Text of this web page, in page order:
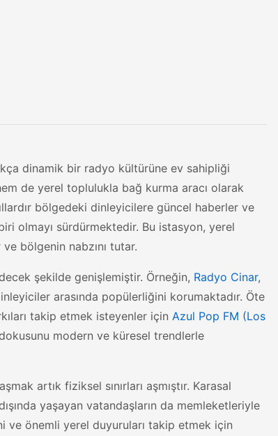
dinamik bir radyo kültürüne ev sahipliği
de yerel toplulukla bağ kurma aracı olarak
bölgedeki dinleyicilere güncel haberler ve
olmayı sürdürmektedir. Bu istasyon, yerel
bölgenin nabzını tutar.
şekilde genişlemiştir. Örneğin, Radyo Cinar,
arasında popülerliğini korumaktadır. Öte
takip etmek isteyenler için Azul Pop FM (Los
modern ve küresel trendlerle
artık fiziksel sınırları aşmıştır. Karasal
yaşayan vatandaşların da memleketleriyle
ve önemli yerel duyuruları takip etmek için